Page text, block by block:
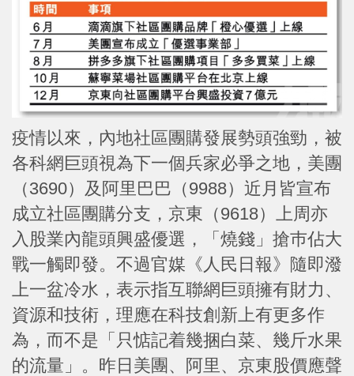
疫情以來，內地社區團購發展勢頭強勁，被
各科網巨頭視為下一個兵家必爭之地，美團
（3690）及阿里巴巴（9988）近月皆宣布
成立社區團購分支，京東（9618）上周亦
入股業內龍頭興盛優選，「燒錢」搶巿佔大
戰一觸即發。不過官媒《人民日報》隨即潑
上一盆冷水，表示指互聯網巨頭擁有財力、
資源和技術，理應在科技創新上有更多作
為，而不是「只惦記着幾捆白菜、幾斤水果
的流量」。昨日美團、阿里、京東股價應聲